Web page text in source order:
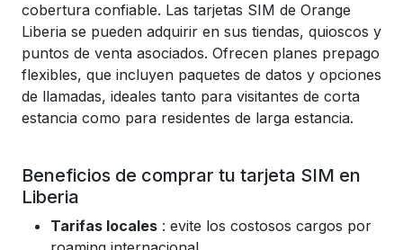
cobertura confiable. Las tarjetas SIM de Orange
Liberia se pueden adquirir en sus tiendas, quioscos y
puntos de venta asociados. Ofrecen planes prepago
flexibles, que incluyen paquetes de datos y opciones
de llamadas, ideales tanto para visitantes de corta
estancia como para residentes de larga estancia.
Beneficios de comprar tu tarjeta SIM en
Liberia
Tarifas locales : evite los costosos cargos por